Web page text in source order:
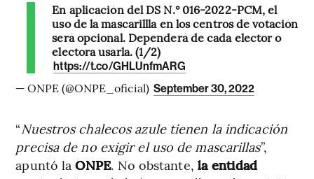
En aplicación del DS N.° 016-2022-PCM, el
uso de la mascarillla en los centros de votación
será opcional. Dependerá de cada elector o
electora usarla. (1/2)
https://t.co/GHLUnfmARG
— ONPE (@ONPE_oficial) September 30, 2022
“Nuestros chalecos azule tienen la indicación
precisa de no exigir el uso de mascarillas”,
apuntó laONPE. No obstante, la entidad